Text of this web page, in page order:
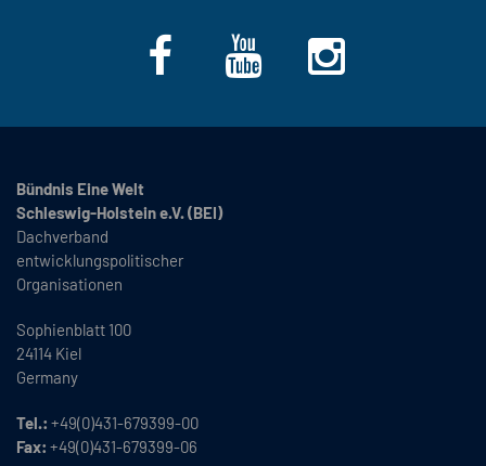
Bündnis Eine Welt
Schleswig-Holstein e.V. (BEI)
Dachverband
entwicklungspolitischer
Organisationen
Sophienblatt 100
24114 Kiel
Germany
Tel.: +49(0)431-679399-00
Fax: +49(0)431-679399-06